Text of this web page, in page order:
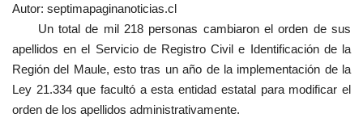
Autor: septimapaginanoticias.cl
Un total de mil 218 personas cambiaron el orden de sus
apellidos en el Servicio de Registro Civil e Identificación de la
Región del Maule, esto tras un año de la implementación de la
Ley 21.334 que facultó a esta entidad estatal para modificar el
orden de los apellidos administrativamente.